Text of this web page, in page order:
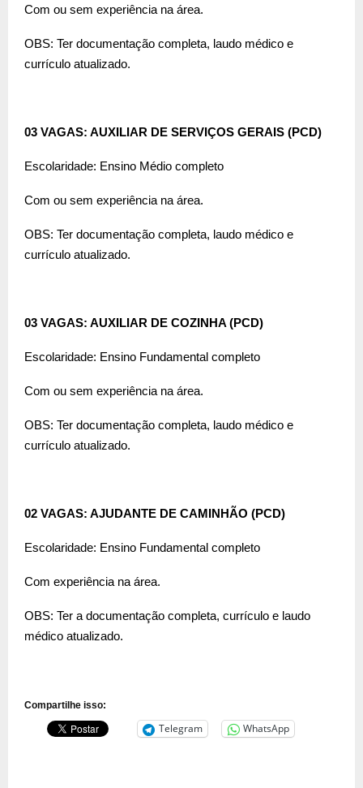
Com ou sem experiência na área.
OBS: Ter documentação completa, laudo médico e
currículo atualizado.
03 VAGAS: AUXILIAR DE SERVIÇOS GERAIS (PCD)
Escolaridade: Ensino Médio completo
Com ou sem experiência na área.
OBS: Ter documentação completa, laudo médico e
currículo atualizado.
03 VAGAS: AUXILIAR DE COZINHA (PCD)
Escolaridade: Ensino Fundamental completo
Com ou sem experiência na área.
OBS: Ter documentação completa, laudo médico e
currículo atualizado.
02 VAGAS: AJUDANTE DE CAMINHÃO (PCD)
Escolaridade: Ensino Fundamental completo
Com experiência na área.
OBS: Ter a documentação completa, currículo e laudo
médico atualizado.
Compartilhe isso:
Telegram WhatsApp